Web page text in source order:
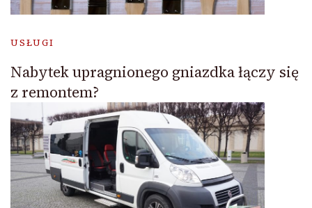
USŁUGI
Nabytek upragnionego gniazdka łączy się
z remontem?